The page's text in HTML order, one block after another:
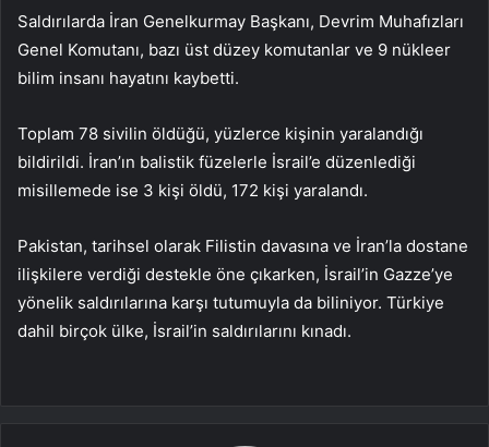
Saldırılarda İran Genelkurmay Başkanı, Devrim Muhafızları
Genel Komutanı, bazı üst düzey komutanlar ve 9 nükleer
bilim insanı hayatını kaybetti.
Toplam 78 sivilin öldüğü, yüzlerce kişinin yaralandığı
bildirildi. İran’ın balistik füzelerle İsrail’e düzenlediği
misillemede ise 3 kişi öldü, 172 kişi yaralandı.
Pakistan, tarihsel olarak Filistin davasına ve İran’la dostane
ilişkilere verdiği destekle öne çıkarken, İsrail’in Gazze’ye
yönelik saldırılarına karşı tutumuyla da biliniyor. Türkiye
dahil birçok ülke, İsrail’in saldırılarını kınadı.